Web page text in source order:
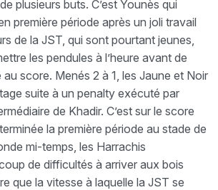
plusieurs buts. C’est Younès qui
première période après un joli travail
de la JST, qui sont pourtant jeunes,
les pendules à l’heure avant de
au score. Menés 2 à 1, les Jaune et Noir
suite à un penalty exécuté par
de Khadir. C’est sur le score
la première période au stade de
mi-temps, les Harrachis
de difficultés à arriver aux bois
que la vitesse à laquelle la JST se